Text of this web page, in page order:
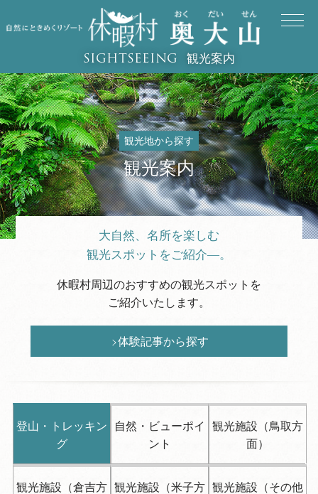
SIGHTSEEING 観光案内
観光地から探す
観光案内
大自然、名所を楽しむ
観光スポットをご紹介―。
休暇村周辺のおすすめの観光スポットを
ご紹介いたします。
体験記事から探す
登山・トレッキン
グ
自然・ビューポイ
ント
観光施設（鳥取方
面）
観光施設（倉吉方 観光施設（米子方 観光施設（その他